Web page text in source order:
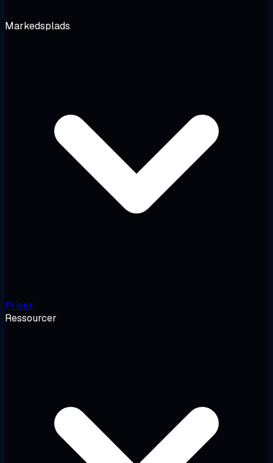
Markedsplads
Priser
Ressourcer